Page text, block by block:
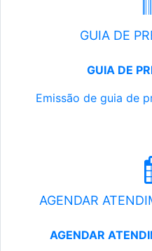
GUIA DE
GUIA DE
Emissão de guia de
AGENDAR
AGENDAR